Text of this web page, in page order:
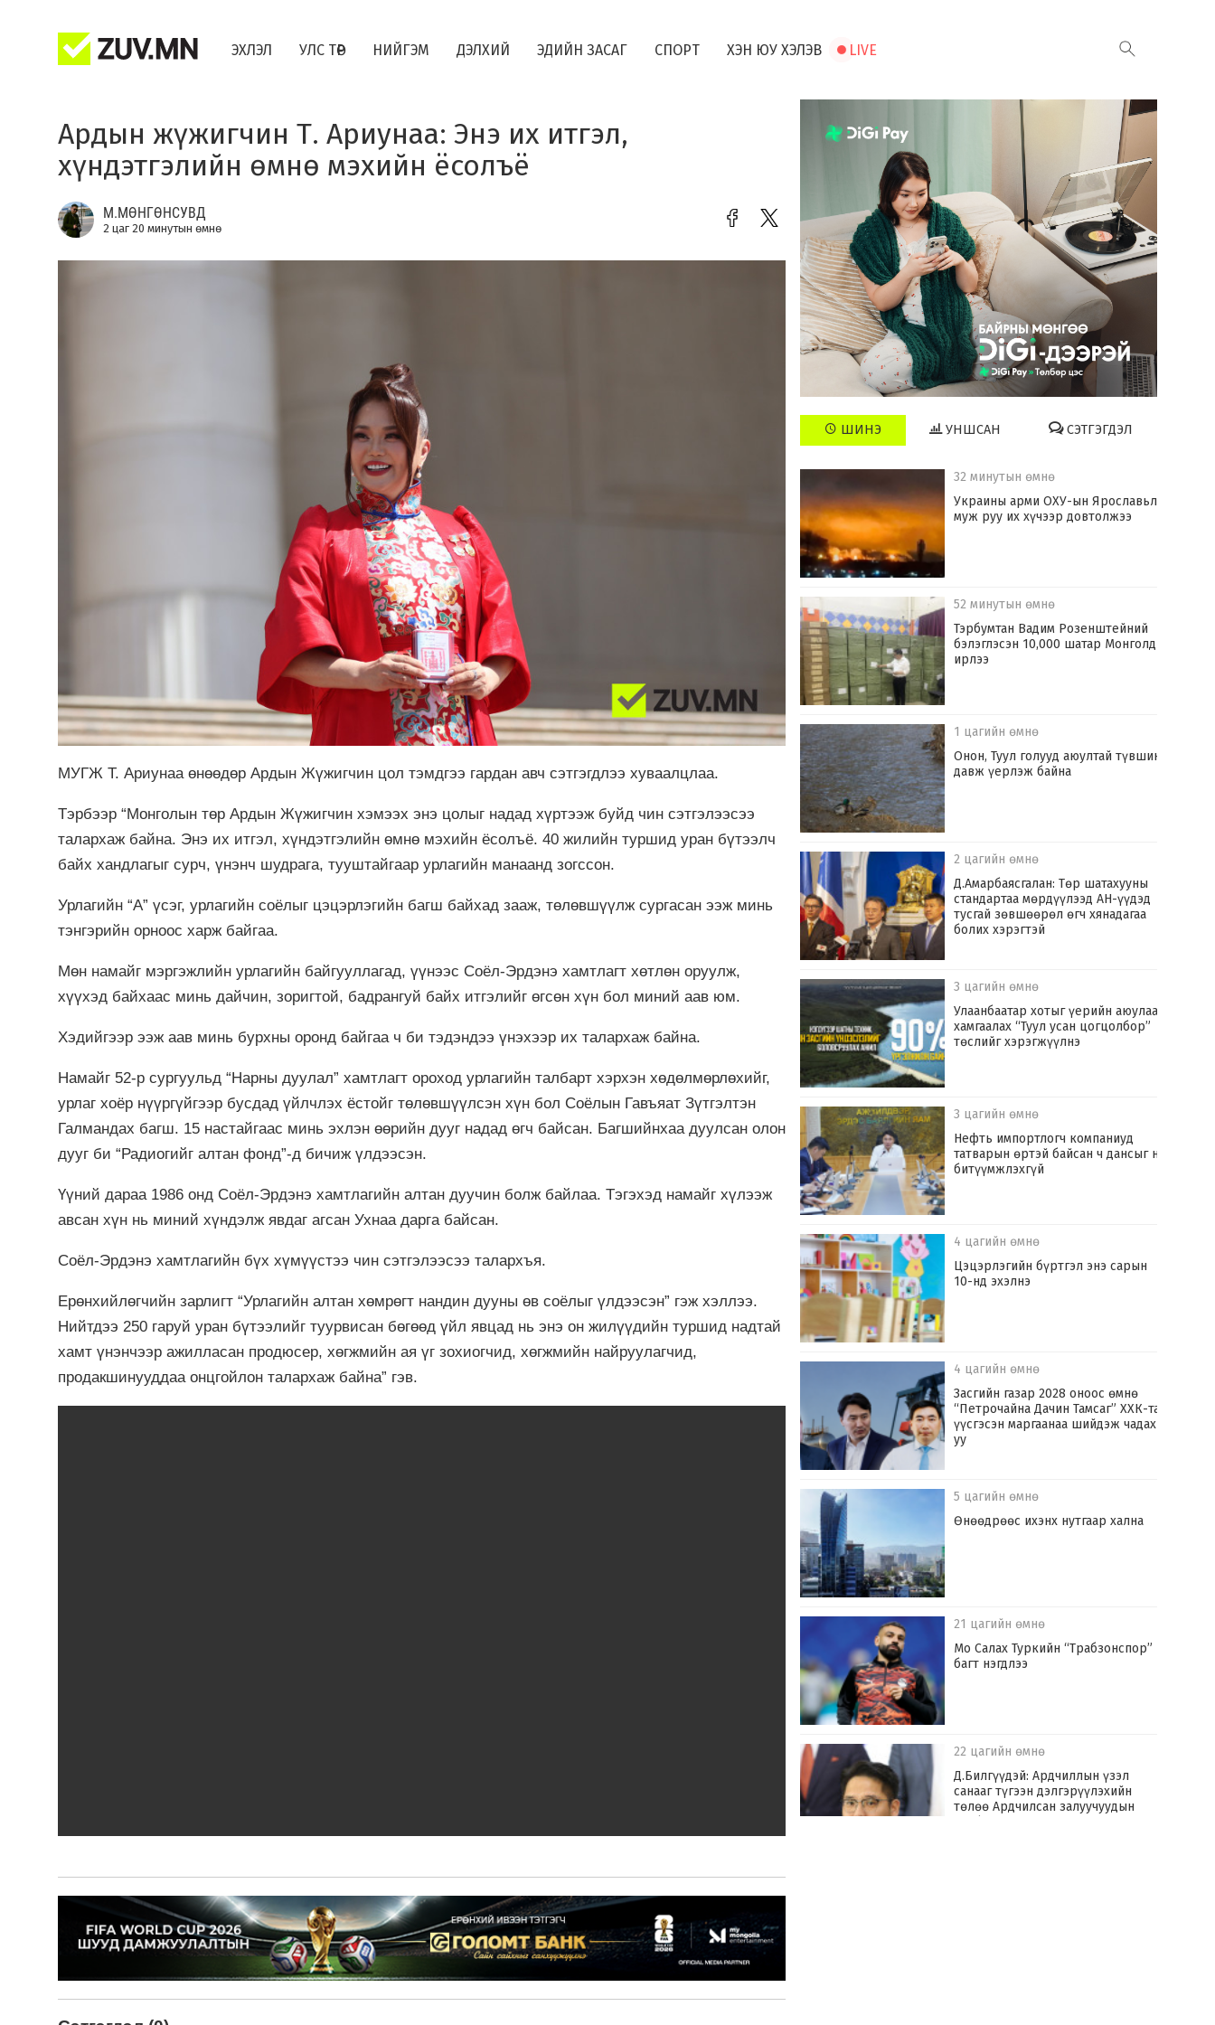
ЭХЛЭЛ УЛС ТӨР НИЙГЭМ ДЭЛХИЙ ЭДИЙН ЗАСАГ СПОРТ ХЭН ЮУ ХЭЛЭВ LIVE
Ардын жүжигчин Т. Ариунаа: Энэ их итгэл,
хүндэтгэлийн өмнө мэхийн ёсолъё
М.МӨНГӨНСУВД
2 цаг 20 минутын өмнө
МУГЖ Т. Ариунаа өнөөдөр Ардын Жүжигчин цол тэмдгээ гардан авч сэтгэгдлээ хуваалцлаа.
Тэрбээр “Монголын төр Ардын Жүжигчин хэмээх энэ цолыг надад хүртээж буйд чин сэтгэлээсээ
талархаж байна. Энэ их итгэл, хүндэтгэлийн өмнө мэхийн ёсолъё. 40 жилийн туршид уран бүтээлч
байх хандлагыг сурч, үнэнч шудрага, тууштайгаар урлагийн манаанд зогссон.
Урлагийн “А” үсэг, урлагийн соёлыг цэцэрлэгийн багш байхад зааж, төлөвшүүлж сургасан ээж минь
тэнгэрийн орноос харж байгаа.
Мөн намайг мэргэжлийн урлагийн байгууллагад, үүнээс Соёл-Эрдэнэ хамтлагт хөтлөн оруулж,
хүүхэд байхаас минь дайчин, зоригтой, бадрангуй байх итгэлийг өгсөн хүн бол миний аав юм.
Хэдийгээр ээж аав минь бурхны оронд байгаа ч би тэдэндээ үнэхээр их талархаж байна.
Намайг 52-р сургуульд “Нарны дуулал” хамтлагт ороход урлагийн талбарт хэрхэн хөдөлмөрлөхийг,
урлаг хоёр нүүргүйгээр бусдад үйлчлэх ёстойг төлөвшүүлсэн хүн бол Соёлын Гавъяат Зүтгэлтэн
Галмандах багш. 15 настайгаас минь эхлэн өөрийн дууг надад өгч байсан. Багшийнхаа дуулсан олон
дууг би “Радиогийг алтан фонд”-д бичиж үлдээсэн.
Үүний дараа 1986 онд Соёл-Эрдэнэ хамтлагийн алтан дуучин болж байлаа. Тэгэхэд намайг хүлээж
авсан хүн нь миний хүндэлж явдаг агсан Ухнаа дарга байсан.
Соёл-Эрдэнэ хамтлагийн бүх хүмүүстээ чин сэтгэлээсээ талархъя.
Ерөнхийлөгчийн зарлигт “Урлагийн алтан хөмрөгт нандин дууны өв соёлыг үлдээсэн” гэж хэллээ.
Нийтдээ 250 гаруй уран бүтээлийг туурвисан бөгөөд үйл явцад нь энэ он жилүүдийн туршид надтай
хамт үнэнчээр ажилласан продюсер, хөгжмийн ая үг зохиогчид, хөгжмийн найруулагчид,
продакшинууддаа онцгойлон талархаж байна” гэв.
ШИНЭ УНШСАН СЭТГЭГДЭЛ
32 минутын өмнө
Украины арми ОХУ-ын Ярославьл
муж руу их хүчээр довтолжээ
52 минутын өмнө
Тэрбумтан Вадим Розенштейний
бэлэглэсэн 10,000 шатар Монголд
ирлээ
1 цагийн өмнө
Онон, Туул голууд аюултай түвшинг
давж үерлэж байна
2 цагийн өмнө
Д.Амарбаясгалан: Төр шатахууны
стандартаа мөрдүүлээд АН-үүдэд
тусгай зөвшөөрөл өгч хянадагаа
болих хэрэгтэй
3 цагийн өмнө
Улаанбаатар хотыг үерийн аюулаас
хамгаалах “Туул усан цогцолбор”
төслийг хэрэгжүүлнэ
3 цагийн өмнө
Нефть импортлогч компаниуд
татварын өртэй байсан ч дансыг нь
битүүмжлэхгүй
4 цагийн өмнө
Цэцэрлэгийн бүртгэл энэ сарын
10-нд эхэлнэ
4 цагийн өмнө
Засгийн газар 2028 оноос өмнө
“Петрочайна Дачин Тамсаг” ХХК-тай
үүсгэсэн маргаанаа шийдэж чадах
уу
5 цагийн өмнө
Өнөөдрөөс ихэнх нутгаар хална
21 цагийн өмнө
Мо Салах Туркийн “Трабзонспор”
багт нэгдлээ
22 цагийн өмнө
Д.Билгүүдэй: Ардчиллын үзэл
санааг түгээн дэлгэрүүлэхийн
төлөө Ардчилсан залуучуудын